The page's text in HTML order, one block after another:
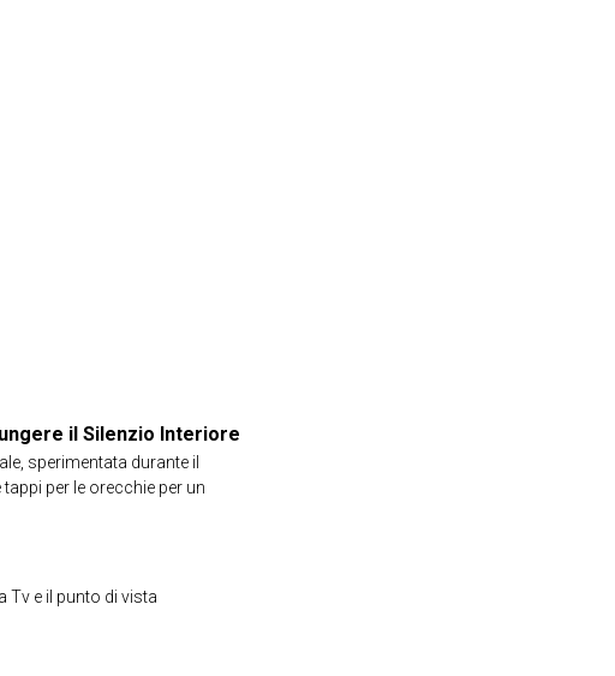
il Silenzio Interiore
sperimentata durante il
per le orecchie per un
Tv e il punto di vista